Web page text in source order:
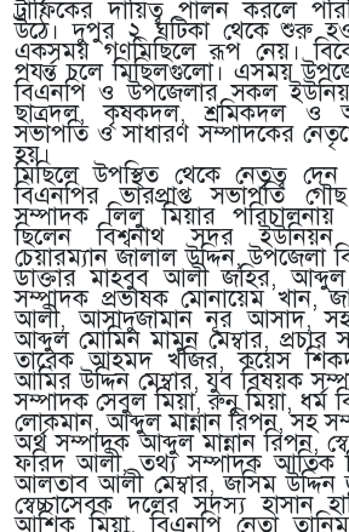
ট্রাফিকের দায়িত্ব পালন করলে
উঠে। দুপুর ২ ঘটিকা থেকে শুরু
একসময় গণমিছিলে রূপ নেয়।
পযর্ন্ত চলে মিছিলগুলো। এসময়
বিএনপি ও উপজেলার সকল
ছাত্রদল, কৃষকদল, শ্রমিকদল ও
সভাপতি ও সাধারণ সম্পাদকের
হয়।
মিছিলে উপস্থিত থেকে নেতৃত্ব
বিএনপির ভারপ্রাপ্ত সভাপতি
সম্পাদক লিলু মিয়ার পরিচালনায়
ছিলেন বিশ্বনাথ সদর
চেয়ারম্যান জালাল উদ্দিন, উপজেলা
ডাক্তার মাহবুব আলী জহির, আব্দুল
সম্পাদক প্রভাষক মোনায়েম খান,
আলী, আসাদুজামান নূর আসাদ,
আব্দুল মোমিন মামুন মেম্বার, প্রচার
তারেক আহমদ খজির, কয়েস
আমির উদ্দিন মেম্বার, যুব বিষয়ক
সম্পাদক সেবুল মিয়া, রুনু মিয়া, ধর্ম
লোকমান, আব্দুল মান্নান রিপন, সহ
অর্থ সম্পাদক আব্দুল মান্নান রিপন,
ফরিদ আলী, তথ্য সম্পাদক আতিক
আলতাব আলী মেম্বার, জসিম উদ্দিন
স্বেচ্চাসেবক দলের সদস্য হাসান
আশিক মিয়া, বিএনপি নেতা